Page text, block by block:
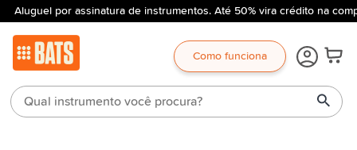
Aluguel por assinatura de instrumentos. Até 50% vira crédito na
Como funciona